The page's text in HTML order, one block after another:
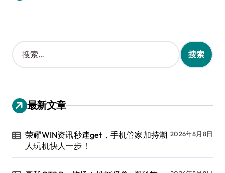
搜
索
：
最新文章
荣耀WIN资讯秒速get，手机管家加持潮
人玩机快人一步！
2026年8月8日